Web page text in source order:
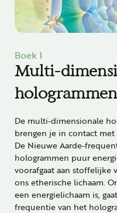
Boek 1
Multi-
De multi-dimensionale
brengen je in contact
De Nieuwe Aarde-
hologrammen puur
voorafgaat aan stoffelijke
ons etherische lichaam.
een energielichaam is,
frequentie van het